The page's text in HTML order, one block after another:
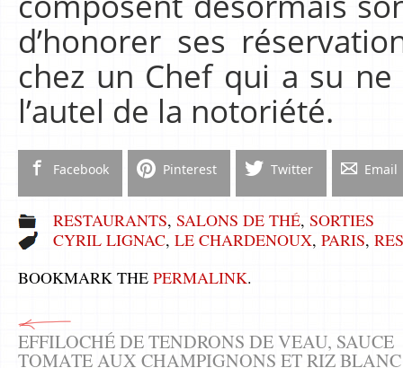
d’honorer ses
chez un Chef qui a su
l’autel de la notoriété.
Facebook Pinterest Twitter Email
RESTAURANTS, SALONS DE THÉ, SORTIES
CYRIL LIGNAC, LE CHARDENOUX, PARIS,
BOOKMARK THE PERMALINK.
EFFILOCHÉ DE TENDRONS DE VEAU, SAUCE
TOMATE AUX CHAMPIGNONS ET RIZ BLANC